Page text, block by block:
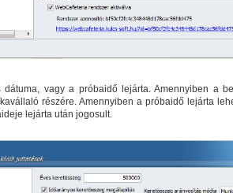
vagy a próbaidő lejárta. Amennyiben a
részére. Amennyiben a próbaidő lejárta
lejárta után jogosult.